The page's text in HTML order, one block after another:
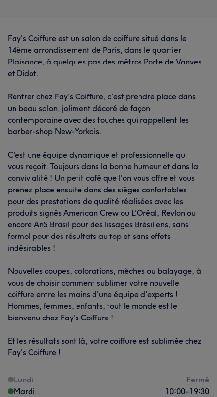
Fay's Coiffure est un salon de coiffure situé dans le
14ème arrondissement de Paris, dans le quartier
Plaisance, à quelques pas des métros Porte de Vanves
et Didot.
Rentrer chez Fay's Coiffure, c'est prendre place dans
un beau salon, joliment décoré de façon
contemporaine avec des touches qui rappellent les
barber-shop New-Yorkais.
C'est une équipe dynamique et professionnelle qui
vous reçoit. Toujours dans la bonne humeur et dans la
convivialité ! Un petit café que l'on vous offre et vous
prenez place ensuite dans des sièges confortables
pour des prestations de qualité réalisées avec les
produits signés American Crew ou L'Oréal, Revlon ou
encore AnS Brasil pour des lissages Brésiliens, sans
formol pour des résultats au top et sans effets
indésirables !
Nouvelles coupes, colorations, mèches ou balayage, à
vous de choisir comment sublimer votre nouvelle
coiffure entre les mains d'une équipe d'experts !
Hommes, femmes, enfants, tout le monde est le
bienvenu chez Fay's Coiffure !
Et les résultats sont là, votre coiffure est sublimée chez
Fay's Coiffure !
Lundi
Fermé
Mardi
10:00–19:30